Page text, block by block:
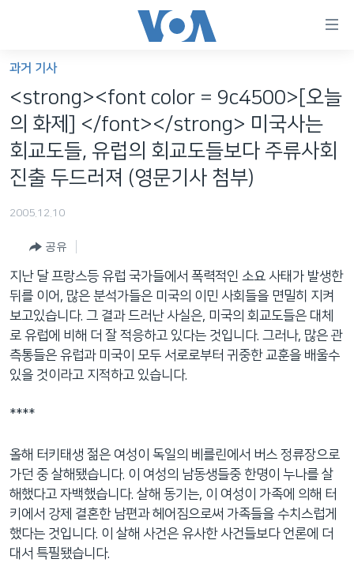
가
능
링
크
콘
로
네
게
으
이
동
검
세계
VOD
라디오
FOLLOW US
언어 선택
과거 기사
<strong><font color = 9c4500>[오늘
의 화제] </font></strong> 미국사는
회교도들, 유럽의 회교도들보다 주류사회
진출 두드러져 (영문기사 첨부)
2005.12.10
공유
지난 달 프랑스등 유럽 국가들에서 폭력적인 소요 사태가 발생한
뒤를 이어, 많은 분석가들은 미국의 이민 사회들을 면밀히 지켜
보고있습니다. 그 결과 드러난 사실은, 미국의 회교도들은 대체
로 유럽에 비해 더 잘 적응하고 있다는 것입니다. 그러나, 많은 관
측통들은 유럽과 미국이 모두 서로로부터 귀중한 교훈을 배울수
있을 것이라고 지적하고 있습니다.
****
올해 터키태생 젊은 여성이 독일의 베를린에서 버스 정류장으로
가던 중 살해됐습니다. 이 여성의 남동생들중 한명이 누나를 살
해했다고 자백했습니다. 살해 동기는, 이 여성이 가족에 의해 터
키에서 강제 결혼한 남편과 헤어짐으로써 가족들을 수치스럽게
했다는 것입니다. 이 살해 사건은 유사한 사건들보다 언론에 더
대서 특필됐습니다.